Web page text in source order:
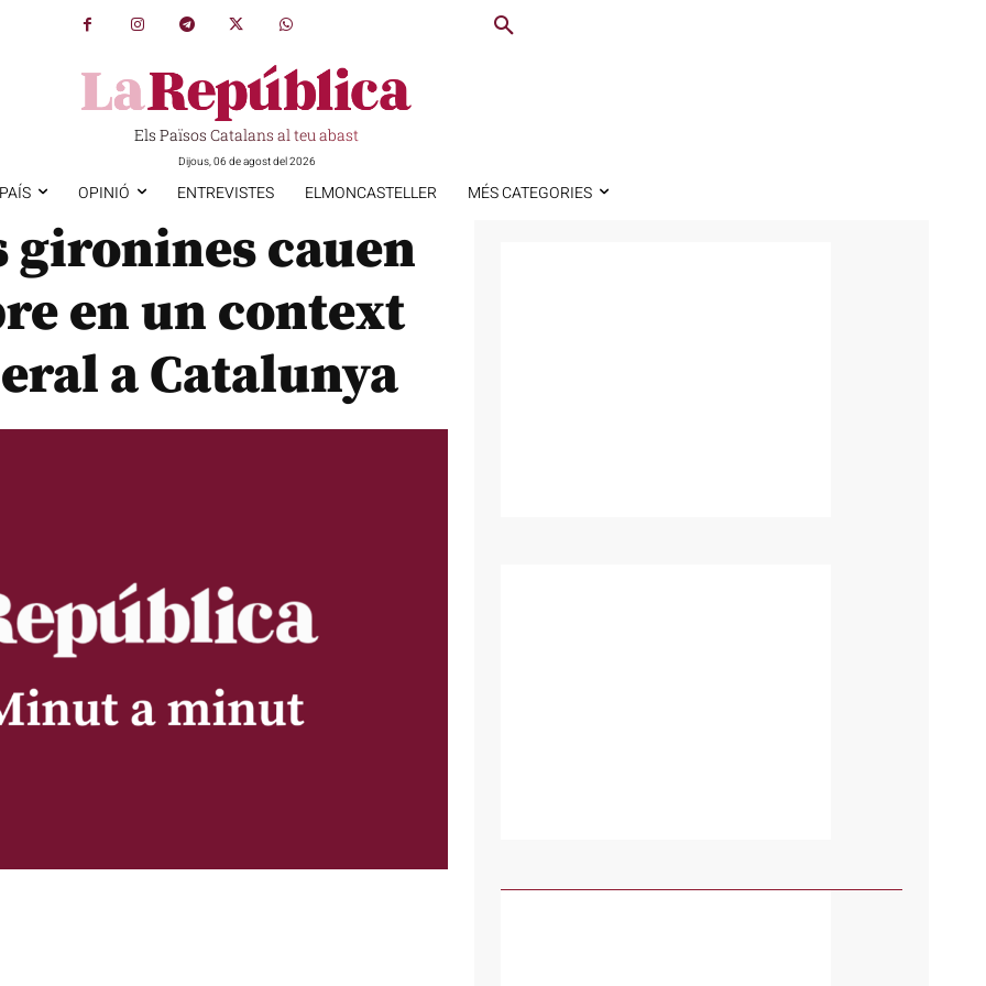
Els Països Catalans al teu abast
Dijous, 06 de agost del 2026
OPINIÓ ENTREVISTES ELMONCASTELLER MÉS CATEGORIES
gironines cauen
en un context
a Catalunya